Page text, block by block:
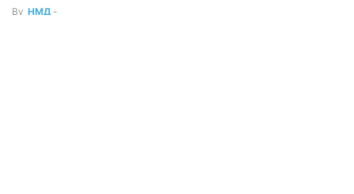
By НМД -